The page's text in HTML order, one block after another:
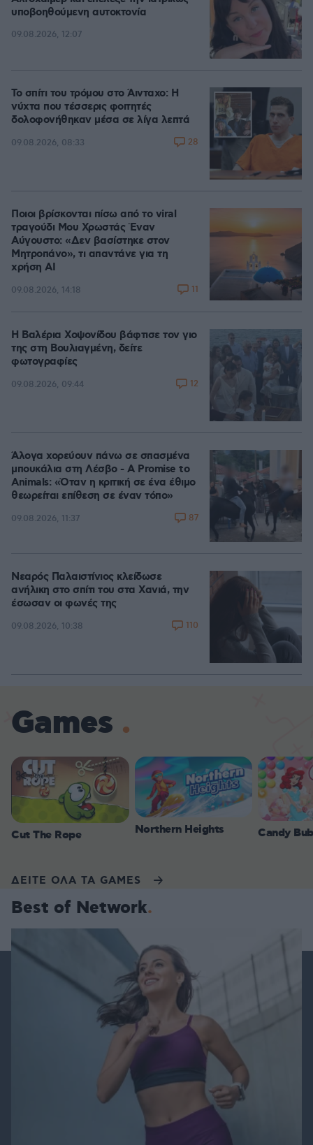
υποβοηθούμενη αυτοκτονία
09.08.2026, 12:07
Το σπίτι του τρόμου στο Άινταχο: Η
νύχτα που τέσσερις φοιτητές
δολοφονήθηκαν μέσα σε λίγα λεπτά
09.08.2026, 08:33 28
Ποιοι βρίσκονται πίσω από το viral
τραγούδι Μου Χρωστάς Έναν
Αύγουστο: «Δεν βασίστηκε στον
Μητροπάνο», τι απαντάνε για τη
χρήση AI
09.08.2026, 14:18 11
Η Βαλέρια Χοψονίδου βάφτισε τον γιο
της στη Βουλιαγμένη, δείτε
φωτογραφίες
09.08.2026, 09:44 12
Άλογα χορεύουν πάνω σε σπασμένα
μπουκάλια στη Λέσβο - A Promise to
Animals: «Όταν η κριτική σε ένα έθιμο
θεωρείται επίθεση σε έναν τόπο»
09.08.2026, 11:37 87
Νεαρός Παλαιστίνιος κλείδωσε
ανήλικη στο σπίτι του στα Χανιά, την
έσωσαν οι φωνές της
09.08.2026, 10:38 110
Games
Cut The Rope Northern Heights Candy
ΔΕΙΤΕ ΟΛΑ ΤΑ GAMES
Best of Network